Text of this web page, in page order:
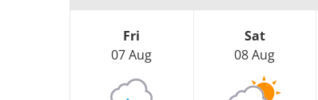
Fri
07 Aug
Sat
08 Aug